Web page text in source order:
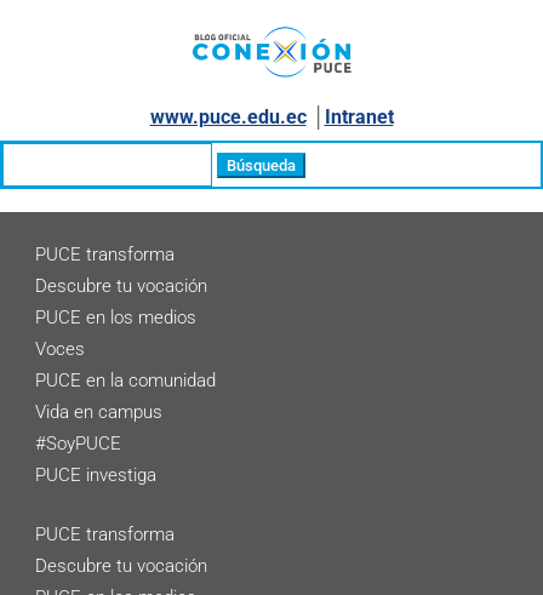
www.puce.edu.ec│ Intranet
PUCE transforma
Descubre tu vocación
PUCE en los medios
Voces
PUCE en la comunidad
Vida en campus
#SoyPUCE
PUCE investiga
PUCE transforma
Descubre tu vocación